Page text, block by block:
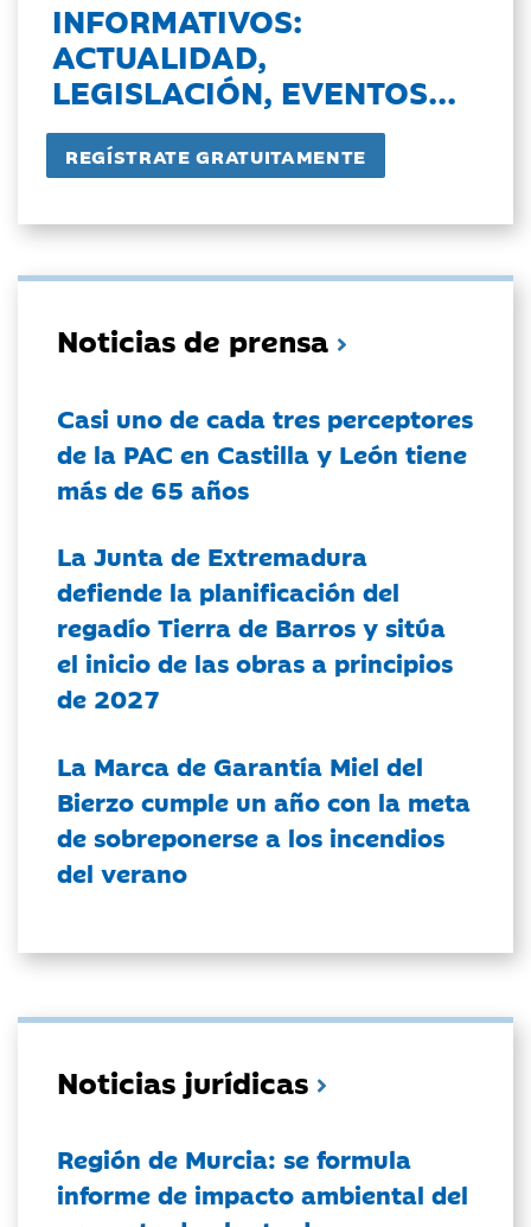
INFORMATIVOS:
ACTUALIDAD,
LEGISLACIÓN, EVENTOS...
Noticias de prensa
Casi uno de cada tres perceptores
de la PAC en Castilla y León tiene
más de 65 años
La Junta de Extremadura
defiende la planificación del
regadío Tierra de Barros y sitúa
el inicio de las obras a principios
de 2027
La Marca de Garantía Miel del
Bierzo cumple un año con la meta
de sobreponerse a los incendios
del verano
Noticias jurídicas
Región de Murcia: se formula
informe de impacto ambiental del